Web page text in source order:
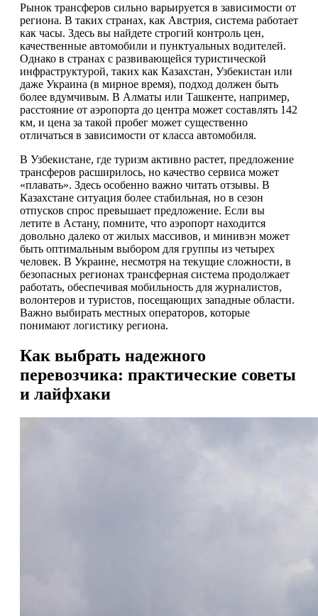
Рынок трансферов сильно варьируется в зависимости от
региона. В таких странах, как Австрия, система работает
как часы. Здесь вы найдете строгий контроль цен,
качественные автомобили и пунктуальных водителей.
Однако в странах с развивающейся туристической
инфраструктурой, таких как Казахстан, Узбекистан или
даже Украина (в мирное время), подход должен быть
более вдумчивым. В Алматы или Ташкенте, например,
расстояние от аэропорта до центра может составлять 142
км, и цена за такой пробег может существенно
отличаться в зависимости от класса автомобиля.
В Узбекистане, где туризм активно растет, предложение
трансферов расширилось, но качество сервиса может
«плавать». Здесь особенно важно читать отзывы. В
Казахстане ситуация более стабильная, но в сезон
отпусков спрос превышает предложение. Если вы
летите в Астану, помните, что аэропорт находится
довольно далеко от жилых массивов, и минивэн может
быть оптимальным выбором для группы из четырех
человек. В Украине, несмотря на текущие сложности, в
безопасных регионах трансферная система продолжает
работать, обеспечивая мобильность для журналистов,
волонтеров и туристов, посещающих западные области.
Важно выбирать местных операторов, которые
понимают логистику региона.
Как выбрать надежного
перевозчика: практические советы
и лайфхаки